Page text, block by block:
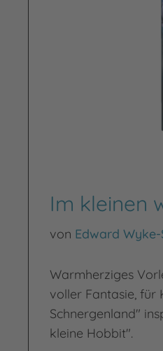
Im kleinen
von Edward
Warmherziges
voller Fantasie, für
Schnergenland"
kleine Hobbit".